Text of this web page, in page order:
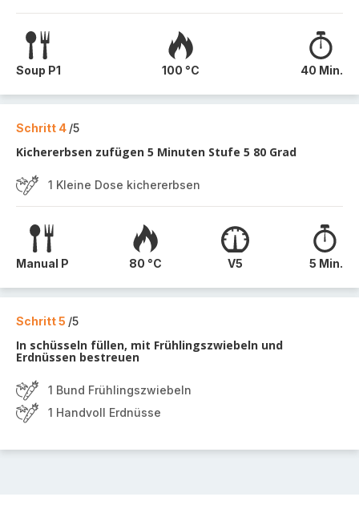
Soup P1 100 °C 40 Min.
Schritt 4 /5
Kichererbsen zufügen 5 Minuten Stufe 5 80 Grad
1 Kleine Dose kichererbsen
Manual P 80 °C V5 5 Min.
Schritt 5 /5
In schüsseln füllen, mit Frühlingszwiebeln und
Erdnüssen bestreuen
1 Bund Frühlingszwiebeln
1 Handvoll Erdnüsse